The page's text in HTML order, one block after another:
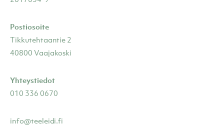
Postiosoite
Tikkutehtaantie 2
40800 Vaajakoski
Yhteystiedot
010 336 0670
info@teeleidi.fi